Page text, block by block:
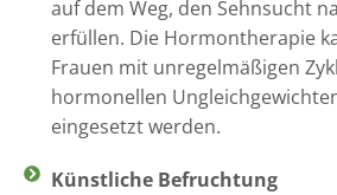
auf dem Weg, den Sehnsucht
erfüllen. Die Hormontherapie
Frauen mit unregelmäßigen
hormonellen
eingesetzt werden.
Künstliche Befruchtung